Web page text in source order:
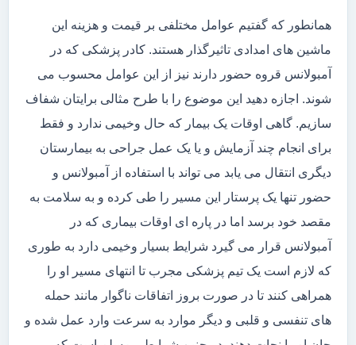
همانطور که گفتیم عوامل مختلفی بر قیمت و هزینه این
ماشین های امدادی تاثیرگذار هستند. کادر پزشکی که در
آمبولانس قروه حضور دارند نیز از این عوامل محسوب می
شوند. اجازه دهید این موضوع را با طرح مثالی برایتان شفاف
سازیم. گاهی اوقات یک بیمار که حال وخیمی ندارد و فقط
برای انجام چند آزمایش و یا یک عمل جراحی به بیمارستان
دیگری انتقال می یابد می تواند با استفاده از آمبولانس و
حضور تنها یک پرستار این مسیر را طی کرده و به سلامت به
مقصد خود برسد اما در پاره ای اوقات بیماری که در
آمبولانس قرار می گیرد شرایط بسیار وخیمی دارد به طوری
که لازم است یک تیم پزشکی مجرب تا انتهای مسیر او را
همراهی کنند تا در صورت بروز اتفاقات ناگوار مانند حمله
های تنفسی و قلبی و دیگر موارد به سرعت وارد عمل شده و